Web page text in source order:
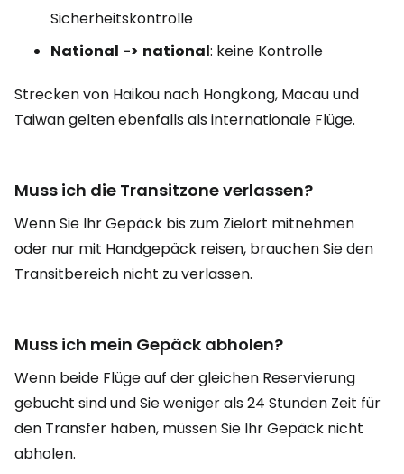
Sicherheitskontrolle
National -> national: keine Kontrolle
Strecken von Haikou nach Hongkong, Macau und
Taiwan gelten ebenfalls als internationale Flüge.
Muss ich die Transitzone verlassen?
Wenn Sie Ihr Gepäck bis zum Zielort mitnehmen
oder nur mit Handgepäck reisen, brauchen Sie den
Transitbereich nicht zu verlassen.
Muss ich mein Gepäck abholen?
Wenn beide Flüge auf der gleichen Reservierung
gebucht sind und Sie weniger als 24 Stunden Zeit für
den Transfer haben, müssen Sie Ihr Gepäck nicht
abholen.